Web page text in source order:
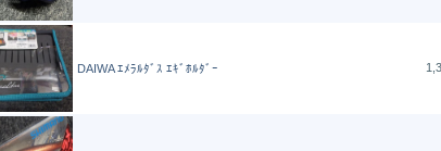
DAIWA ｴﾒﾗﾙﾀﾞｽ ｴｷﾞﾎﾙﾀﾞｰ